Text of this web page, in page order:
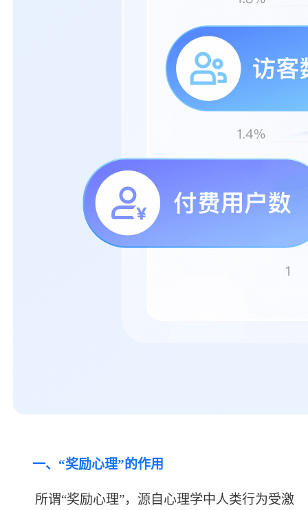
一、 “奖励心理”的作用
所谓“奖励心理”，源自心理学中人类行为受激